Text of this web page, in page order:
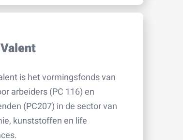
is het vormingsfonds van
arbeiders (PC 116) en
(PC207) in de sector van
kunststoffen en life